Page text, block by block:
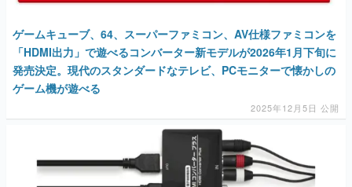
ゲームキューブ、64、スーパーファミコン、AV仕様ファミコンを
「HDMI出力」で遊べるコンバーター新モデルが2026年1月下旬に
発売決定。現代のスタンダードなテレビ、PCモニターで懐かしの
ゲーム機が遊べる
2025年12月5日 公開